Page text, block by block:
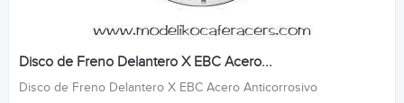
Disco de Freno Delantero X EBC Acero...
Disco de Freno Delantero X EBC Acero Anticorrosivo